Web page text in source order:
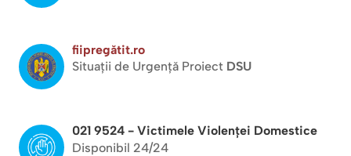
fiipregătit.ro
Situații de Urgență Proiect DSU
021 9524 - Victimele Violenței Domestice
Disponibil 24/24